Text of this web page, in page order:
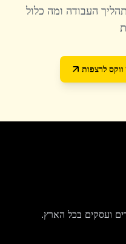
העבודה ומה כלול
ווקס לרצפות
ועסקים בכל הארץ.